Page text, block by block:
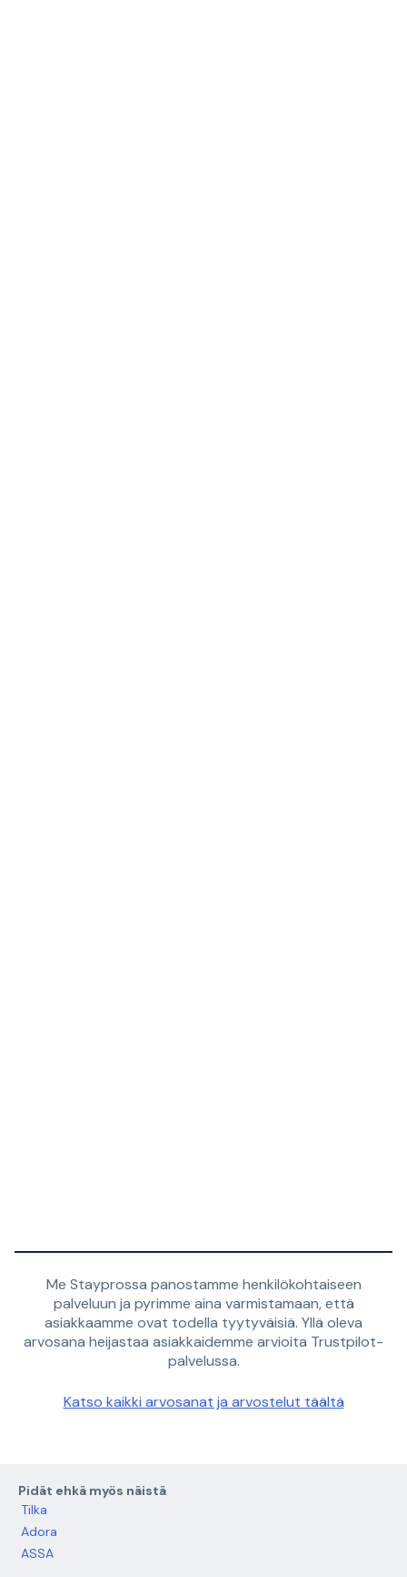
Me Stayprossa panostamme henkilökohtaiseen
palveluun ja pyrimme aina varmistamaan, että
asiakkaamme ovat todella tyytyväisiä. Yllä oleva
arvosana heijastaa asiakkaidemme arvioita Trustpilot-
palvelussa.
Katso kaikki arvosanat ja arvostelut täältä
Pidät ehkä myös näistä
Tilka
Adora
ASSA